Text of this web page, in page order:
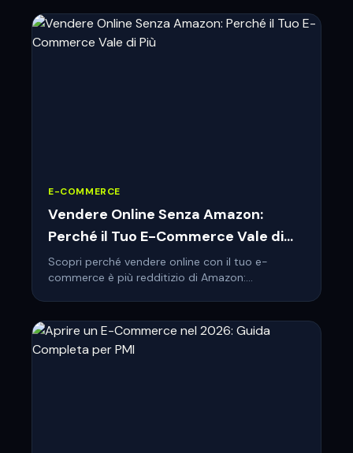
E-COMMERCE
Vendere Online Senza Amazon:
Perché il Tuo E-Commerce Vale di
Più
Scopri perché vendere online con il tuo e-
commerce è più redditizio di Amazon: